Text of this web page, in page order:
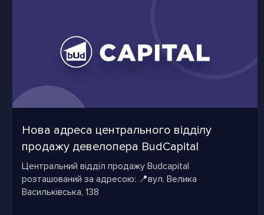
Нова адреса центрального відділу
продажу девелопера BudСapital
Центральний відділ продажу Budcapital
розташований за адресою: 📍вул. Велика
Васильківська, 138